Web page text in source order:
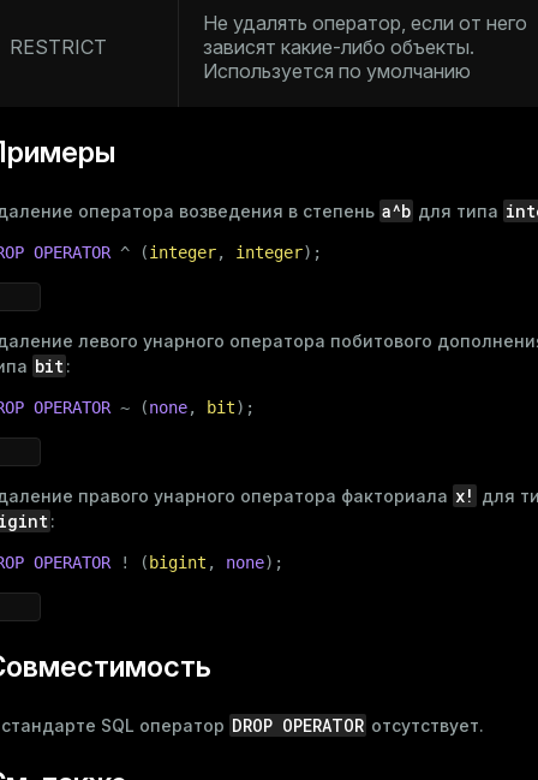
RESTRICT
Не удалять оператор, если от него
зависят какие-либо объекты.
Используется по умолчанию
оператора возведения в степень a^b для типа
OPERATOR ^ (integer, integer);
левого унарного оператора побитового
bit:
OPERATOR ~ (none, bit);
правого унарного оператора факториала x! для
:
OPERATOR ! ( bigint , none);
SQL оператор DROP OPERATOR отсутствует.